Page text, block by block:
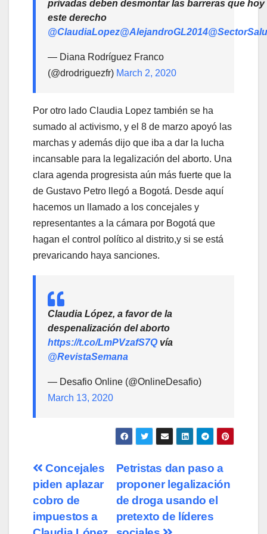
privadas deben desmontar las barreras que
este derecho
@ClaudiaLopez@AlejandroGL2014
— Diana Rodríguez Franco
(@drodriguezfr) March 2, 2020
Por otro lado Claudia Lopez también se ha
sumado al activismo, y el 8 de marzo apoyó las
marchas y además dijo que iba a dar la lucha
incansable para la legalización del aborto. Una
clara agenda progresista aún más fuerte que la
de Gustavo Petro llegó a Bogotá. Desde aquí
hacemos un llamado a los concejales y
representantes a la cámara por Bogotá que
hagan el control político al distrito,y si se está
prevaricando haya sanciones.
Claudia López, a favor de la
despenalización del aborto
https://t.co/LmPVzafS7Qvía
@RevistaSemana
— Desafio Online (@OnlineDesafio)
March 13, 2020
Navegación
de
entradas
Petristas dan paso a
proponer legalización
de droga usando el
pretexto de líderes
Concejales
piden aplazar
cobro de
impuestos a